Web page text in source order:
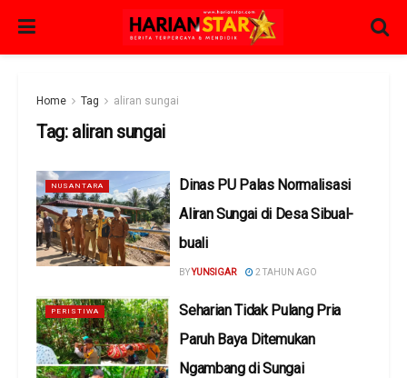
Home Tag aliran sungai
Tag: aliran sungai
NUSANTARA
Dinas PU Palas Normalisasi
Aliran Sungai di Desa Sibual-
buali
BYYUNSIGAR 2 TAHUN AGO
PERISTIWA
Seharian Tidak Pulang Pria
Paruh Baya Ditemukan
Ngambang di Sungai